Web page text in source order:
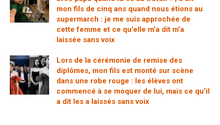
mon fils de cinq ans quand nous étions au
supermarch : je me suis approchée de
cette femme et ce qu’elle m’a dit m’a
laissée sans voix
Lors de la cérémonie de remise des
diplômes, mon fils est monté sur scène
dans une robe rouge : les élèves ont
commencé à se moquer de lui, mais ce qu’il
a dit les a laissés sans voix